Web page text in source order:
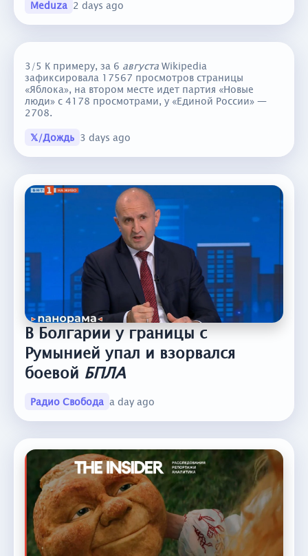
Meduza 2 days ago
3/5 К примеру, за 6 августа Wikipedia
зафиксировала 17567 просмотров страницы
«Яблока», на втором месте идет партия «Новые
люди» с 4178 просмотрами, у «Единой России» —
2708.
𝕏/Дождь 3 days ago
В Болгарии у границы с
Румынией упал и взорвался
боевой БПЛА
Радио Свобода a day ago